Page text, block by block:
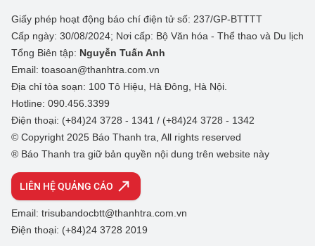
Giấy phép hoạt động báo chí điện tử số: 237/GP-BTTTT
Cấp ngày: 30/08/2024; Nơi cấp: Bộ Văn hóa - Thể thao và Du lịch
Tổng Biên tập: Nguyễn Tuấn Anh
Email: toasoan@thanhtra.com.vn
Địa chỉ tòa soạn: 100 Tô Hiệu, Hà Đông, Hà Nội.
Hotline: 090.456.3399
Điện thoại: (+84)24 3728 - 1341 / (+84)24 3728 - 1342
© Copyright 2025 Báo Thanh tra, All rights reserved
® Báo Thanh tra giữ bản quyền nội dung trên website này
LIÊN HỆ QUẢNG CÁO
Email: trisubandocbtt@thanhtra.com.vn
Điện thoại: (+84)24 3728 2019